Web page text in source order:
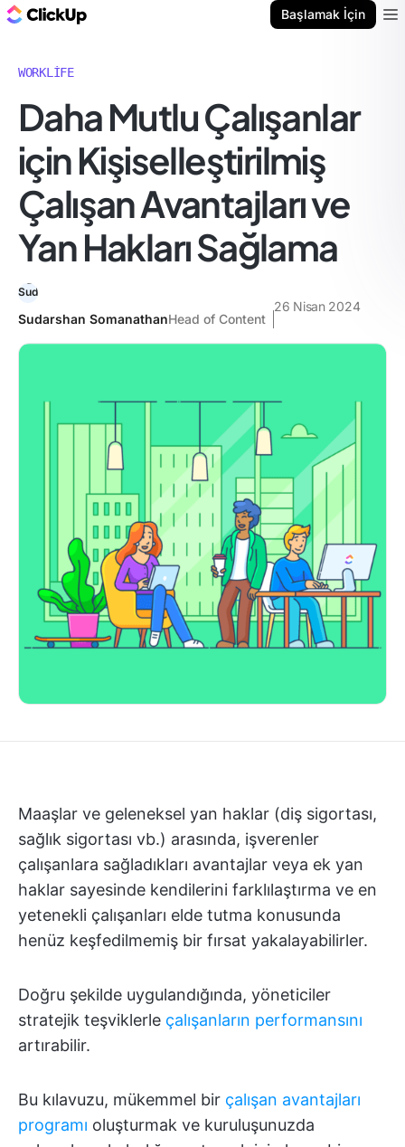
Başlamak İçin
WORKLIFE
Daha Mutlu Çalışanlar
için Kişiselleştirilmiş
Çalışan Avantajları ve
Yan Hakları Sağlama
Sudarshan SomanathanHead of Content
26 Nisan 2024
Maaşlar ve geleneksel yan haklar (diş sigortası,
sağlık sigortası vb.) arasında, işverenler
çalışanlara sağladıkları avantajlar veya ek yan
haklar sayesinde kendilerini farklılaştırma ve en
yetenekli çalışanları elde tutma konusunda
henüz keşfedilmemiş bir fırsat yakalayabilirler.
Doğru şekilde uygulandığında, yöneticiler
stratejik teşviklerle çalışanların performansını
artırabilir.
Bu kılavuzu, mükemmel bir çalışan avantajları
programı oluşturmak ve kuruluşunuzda